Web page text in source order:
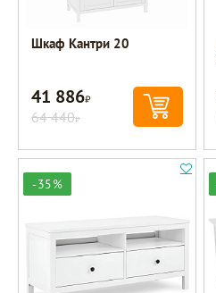
Шкаф Кантри 20
41 886Р
64 440Р
-35%